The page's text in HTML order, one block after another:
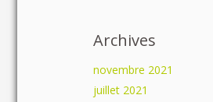
Archives
novembre 2021
juillet 2021